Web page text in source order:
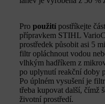
Pro použití postříkejte
přípravkem STIHL
prostředek působit asi 5
filtr opláchnout vodou
vlhkým hadříkem z
po uplynutí reakční doby
Po úplném vysušení je
třeba kupovat další, čímž
životní prostředí.